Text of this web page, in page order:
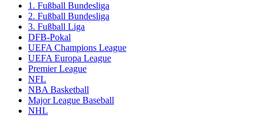
1. Fußball Bundesliga
2. Fußball Bundesliga
3. Fußball Liga
DFB-Pokal
UEFA Champions League
UEFA Europa League
Premier League
NFL
NBA Basketball
Major League Baseball
NHL